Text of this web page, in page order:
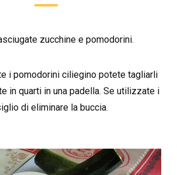
zucchine e pomodorini.
i pomodorini ciliegino potete tagliarli
in quarti in una padella. Se utilizzate i
di eliminare la buccia.